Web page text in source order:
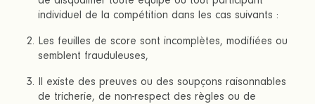
individuel de la compétition dans les cas suivants :
Les feuilles de score sont incomplètes, modifiées ou
semblent frauduleuses,
Il existe des preuves ou des soupçons raisonnables
de tricherie, de non-respect des règles ou de